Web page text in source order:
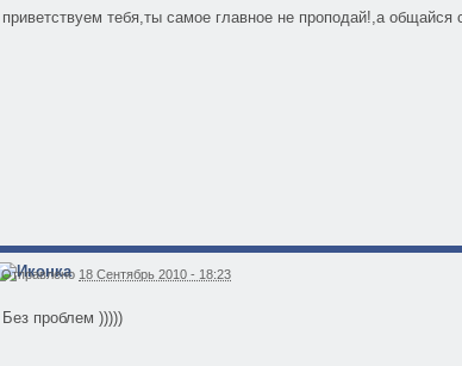
приветствуем тебя,ты самое главное не проподай!,а общайся
Отправлено 18 Сентябрь 2010 - 18:23
Без проблем )))))